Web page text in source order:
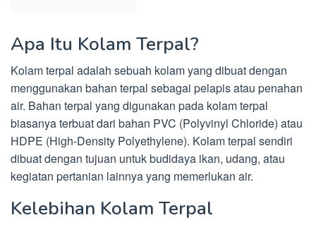
Apa Itu Kolam Terpal?
Kolam terpal adalah sebuah kolam yang dibuat dengan
menggunakan bahan terpal sebagai pelapis atau penahan
air. Bahan terpal yang digunakan pada kolam terpal
biasanya terbuat dari bahan PVC (Polyvinyl Chloride) atau
HDPE (High-Density Polyethylene). Kolam terpal sendiri
dibuat dengan tujuan untuk budidaya ikan, udang, atau
kegiatan pertanian lainnya yang memerlukan air.
Kelebihan Kolam Terpal